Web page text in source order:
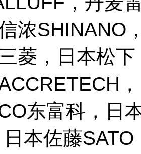
浓SHINANO
菱，日本松
东富科，日
本佐藤